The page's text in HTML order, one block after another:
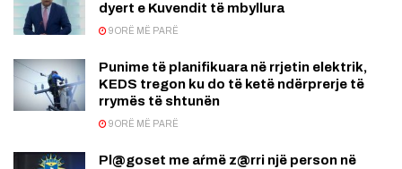
dyert e Kuvendit të mbyllura
9 ORË MË PARË
Punime të planifikuara në rrjetin elektrik,
KEDS tregon ku do të ketë ndërprerje të
rrymës të shtunën
9 ORË MË PARË
Pl@goset me aŕmë z@rri një person në